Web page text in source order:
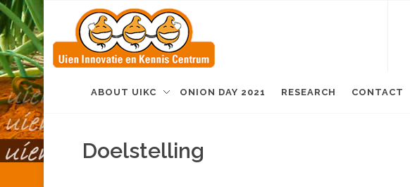
ABOUT UIKC ONION DAY 2021 RESEARCH CONTACT
Doelstelling